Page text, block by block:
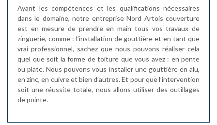
Ayant les compétences et les qualifications nécessaires
dans le domaine, notre entreprise Nord Artois couverture
est en mesure de prendre en main tous vos travaux de
zinguerie, comme : l’installation de gouttière et en tant que
vrai professionnel, sachez que nous pouvons réaliser cela
quel que soit la forme de toiture que vous avez : en pente
ou plate. Nous pouvons vous installer une gouttière en alu,
en zinc, en cuivre et bien d’autres. Et pour que l’intervention
soit une réussite totale, nous allons utiliser des outillages
de pointe.